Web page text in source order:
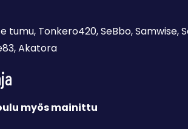
tumu, Tonkero420, SeBbo, Samwise,
Akatora
myös mainittu